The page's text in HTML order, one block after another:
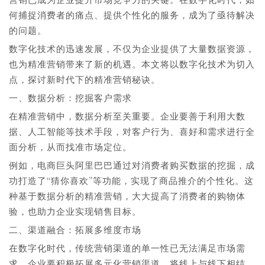
何捕捉消费者的痛点、提供个性化的服务，成为了亟待解决
的问题。
数字化技术的迅速发展，不仅为企业提供了大量数据资源，
也为精准营销带来了新的机遇。本文将以数字化技术为切入
点，探讨新时代下的精准营销秘诀。
一、数据分析：挖掘客户需求
在精准营销中，数据分析至关重要。企业要善于利用大数
据、人工智能等技术手段，对客户行为、喜好和需求进行全
面分析，从而找准市场定位。
例如，电商巨头阿里巴巴通过对消费者购买数据的挖掘，成
功打造了“猜你喜欢”等功能，实现了商品推介的个性化。这
种基于数据分析的精准营销，大大提高了消费者的购物体
验，也助力企业实现销售目标。
二、渠道融合：拓展多维度市场
在数字化时代，传统营销渠道的单一性已无法满足市场需